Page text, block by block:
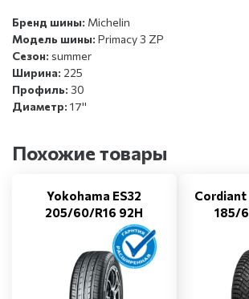
Бренд шины: Michelin
Модель шины: Primacy 3 ZP
Сезон: summer
Ширина: 225
Профиль: 30
Диаметр: 17''
Похожие товары
Yokohama ES32
205/60/R16 92H
Cordiant
185/